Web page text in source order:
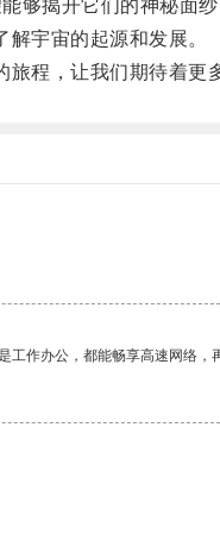
揭开它们的神秘面纱
宇宙的起源和发展。
程，让我们期待着更
作办公，都能畅享高速网络